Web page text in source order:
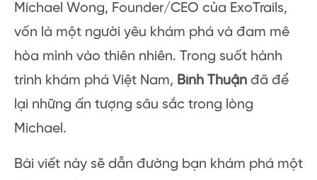
Michael Wong, Founder/CEO của ExoTrails,
vốn là một người yêu khám phá và đam mê
hòa mình vào thiên nhiên. Trong suốt hành
trình khám phá Việt Nam, Bình Thuận đã để
lại những ấn tượng sâu sắc trong lòng
Michael.
Bài viết này sẽ dẫn đường bạn khám phá một